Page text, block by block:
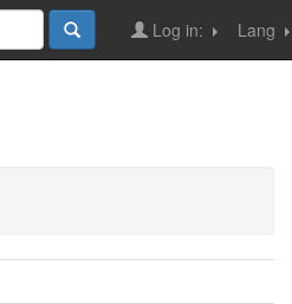
Lang
Log in: